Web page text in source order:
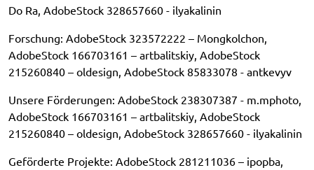
Do Ra, AdobeStock 328657660 - ilyakalinin
Forschung: AdobeStock 323572222 – Mongkolchon,
AdobeStock 166703161 – artbalitskiy, AdobeStock
215260840 – oldesign, AdobeStock 85833078 - antkevyv
Unsere Förderungen: AdobeStock 238307387 - m.mphoto,
AdobeStock 166703161 – artbalitskiy, AdobeStock
215260840 – oldesign, AdobeStock 328657660 - ilyakalinin
Geförderte Projekte: AdobeStock 281211036 – ipopba,